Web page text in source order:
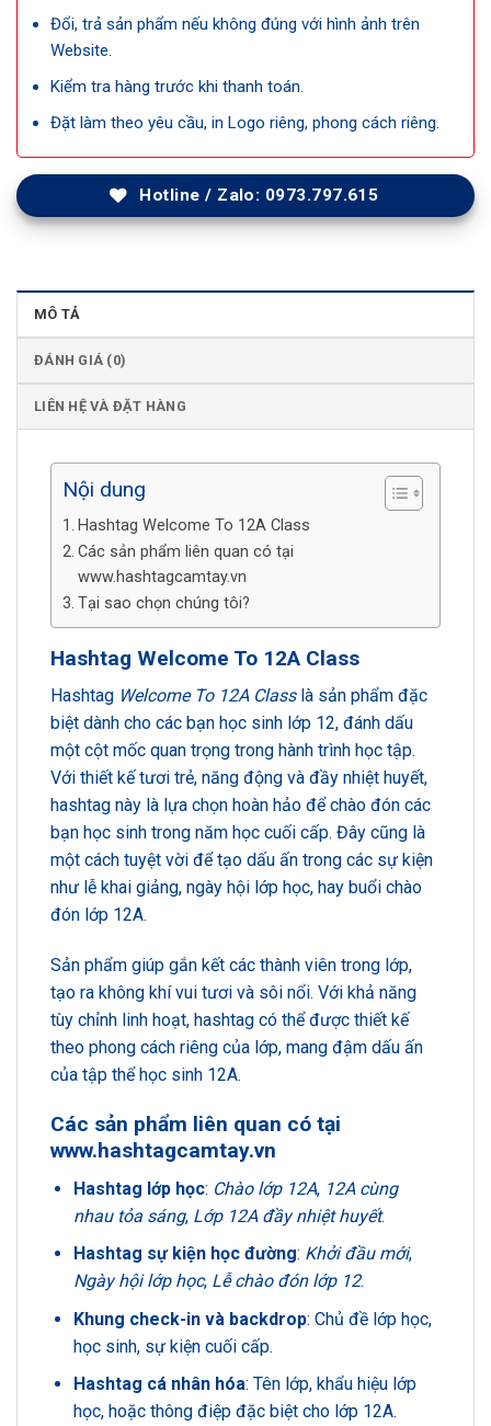
Đổi, trả sản phẩm nếu không đúng với hình ảnh trên
Website.
Kiểm tra hàng trước khi thanh toán.
Đặt làm theo yêu cầu, in Logo riêng, phong cách riêng.
Hotline / Zalo: 0973.797.615
MÔ TẢ
ĐÁNH GIÁ (0)
LIÊN HỆ VÀ ĐẶT HÀNG
Nội dung
Hashtag Welcome To 12A Class
Các sản phẩm liên quan có tại
www.hashtagcamtay.vn
Tại sao chọn chúng tôi?
Hashtag Welcome To 12A Class
Hashtag Welcome To 12A Classlà sản phẩm đặc
biệt dành cho các bạn học sinh lớp 12, đánh dấu
một cột mốc quan trọng trong hành trình học tập.
Với thiết kế tươi trẻ, năng động và đầy nhiệt huyết,
hashtag này là lựa chọn hoàn hảo để chào đón các
bạn học sinh trong năm học cuối cấp. Đây cũng là
một cách tuyệt vời để tạo dấu ấn trong các sự kiện
như lễ khai giảng, ngày hội lớp học, hay buổi chào
đón lớp 12A.
Sản phẩm giúp gắn kết các thành viên trong lớp,
tạo ra không khí vui tươi và sôi nổi. Với khả năng
tùy chỉnh linh hoạt, hashtag có thể được thiết kế
theo phong cách riêng của lớp, mang đậm dấu ấn
của tập thể học sinh 12A.
Các sản phẩm liên quan có tại
www.hashtagcamtay.vn
Hashtag lớp học: Chào lớp 12A, 12A cùng
nhau tỏa sáng, Lớp 12A đầy nhiệt huyết.
Hashtag sự kiện học đường: Khởi đầu mới,
Ngày hội lớp học, Lễ chào đón lớp 12.
Khung check-in và backdrop: Chủ đề lớp học,
học sinh, sự kiện cuối cấp.
Hashtag cá nhân hóa: Tên lớp, khẩu hiệu lớp
học, hoặc thông điệp đặc biệt cho lớp 12A.